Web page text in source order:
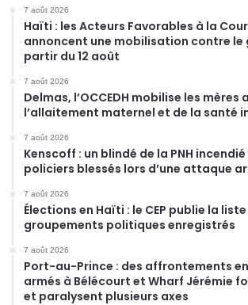
7 août 2026
Haïti : les Acteurs Favorables à la
annoncent une mobilisation contre le
partir du 12 août
7 août 2026
Delmas, l’OCCEDH mobilise les mères
l’allaitement maternel et de la santé
7 août 2026
Kenscoff : un blindé de la PNH
policiers blessés lors d’une attaque
7 août 2026
Élections en Haïti : le CEP publie la liste
groupements politiques enregistrés
7 août 2026
Port-au-Prince : des affrontements
armés à Bélécourt et Wharf Jérémie
et paralysent plusieurs axes